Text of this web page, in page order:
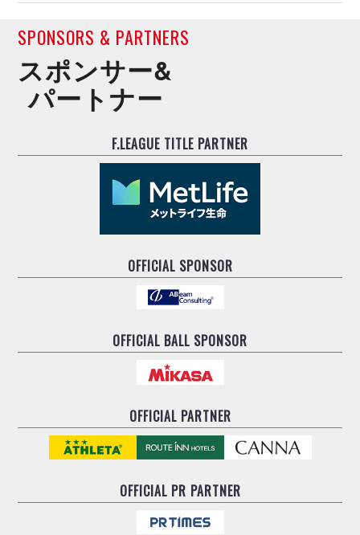
SPONSORS & PARTNERS
スポンサー&
パートナー
F.LEAGUE TITLE PARTNER
OFFICIAL SPONSOR
OFFICIAL BALL SPONSOR
OFFICIAL PARTNER
OFFICIALPR PARTNER